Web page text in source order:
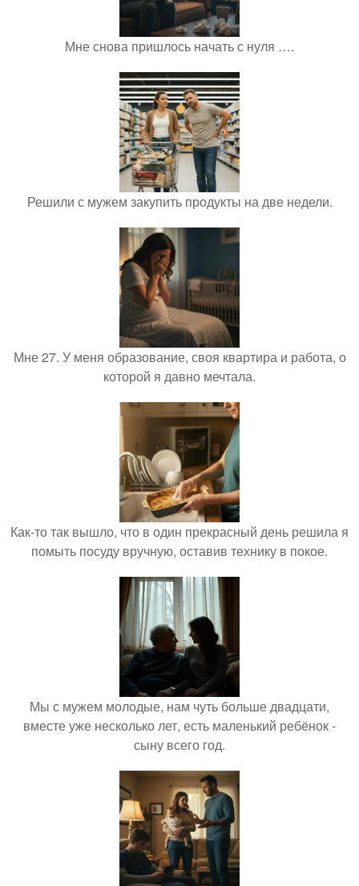
Мне снова пришлось начать с нуля ….
Решили с мужем закупить продукты на две недели.
Мне 27. У меня образование, своя квартира и работа, о
которой я давно мечтала.
Как-то так вышло, что в один прекрасный день решила я
помыть посуду вручную, оставив технику в покое.
Мы с мужем молодые, нам чуть больше двадцати,
вместе уже несколько лет, есть маленький ребёнок -
сыну всего год.